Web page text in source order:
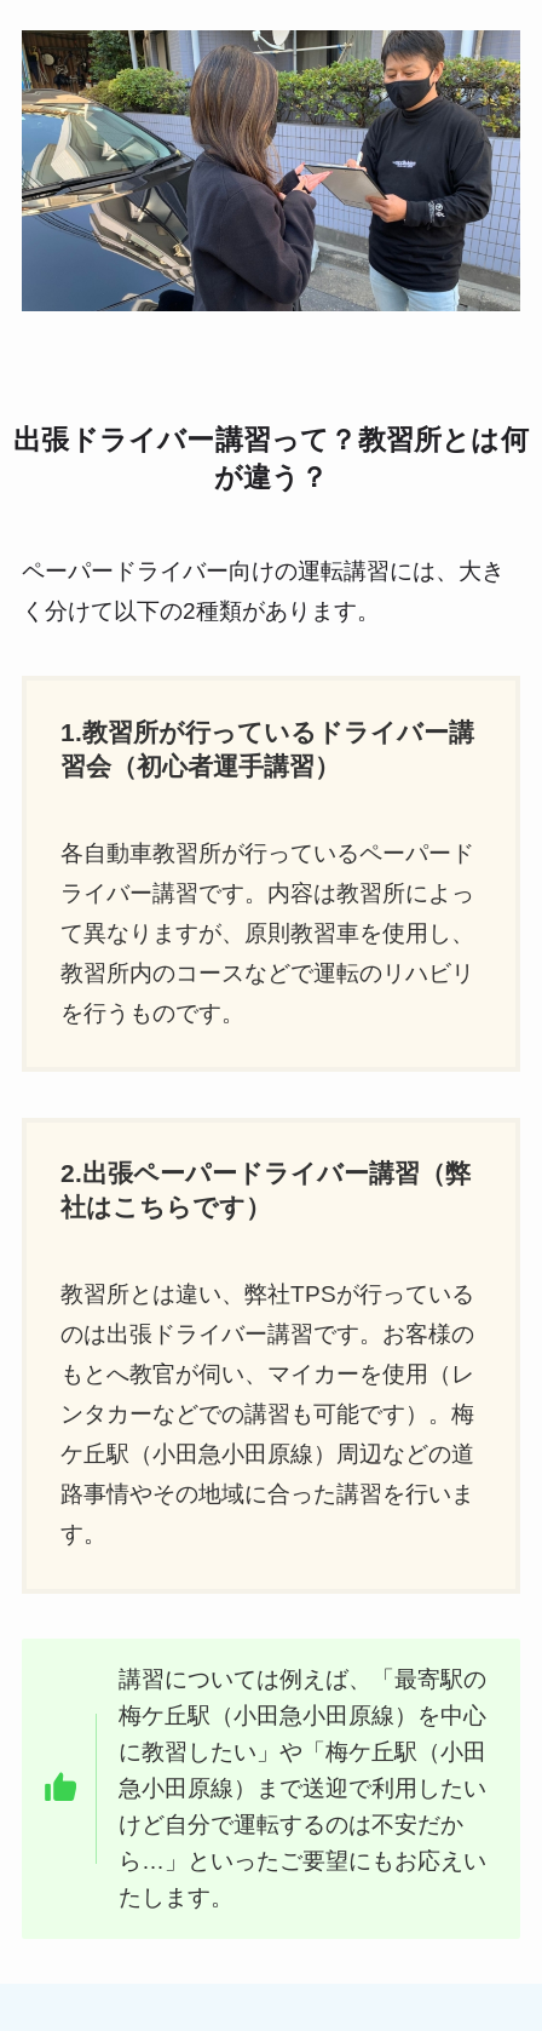
出張ドライバー講習って？教習所とは何
が違う？
ペーパードライバー向けの運転講習には、大き
く分けて以下の2種類があります。
1.教習所が行っているドライバー講
習会（初心者運手講習）
各自動車教習所が行っているペーパード
ライバー講習です。内容は教習所によっ
て異なりますが、原則教習車を使用し、
教習所内のコースなどで運転のリハビリ
を行うものです。
2.出張ペーパードライバー講習（弊
社はこちらです）
教習所とは違い、弊社TPSが行っている
のは出張ドライバー講習です。お客様の
もとへ教官が伺い、マイカーを使用（レ
ンタカーなどでの講習も可能です）。梅
ケ丘駅（小田急小田原線）周辺などの道
路事情やその地域に合った講習を行いま
す。
講習については例えば、「最寄駅の
梅ケ丘駅（小田急小田原線）を中心
に教習したい」や「梅ケ丘駅（小田
急小田原線）まで送迎で利用したい
けど自分で運転するのは不安だか
ら…」といったご要望にもお応えい
たします。